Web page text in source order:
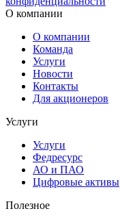
О компании
О компании
Команда
Услуги
Новости
Контакты
Для акционеров
Услуги
Услуги
Федресурс
АО и ПАО
Цифровые активы
Полезное